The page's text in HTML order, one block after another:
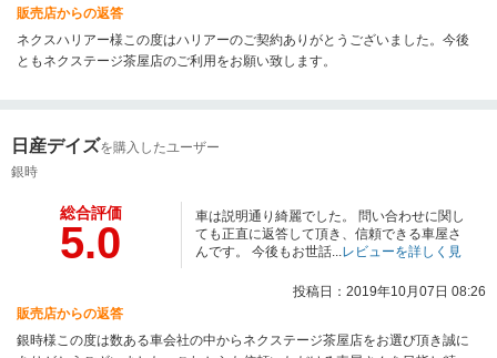
販売店からの返答
ネクスハリアー様この度はハリアーのご契約ありがとうございました。今後
ともネクステージ茶屋店のご利用をお願い致します。
日産デイズを購入したユーザー
銀時
総合評価
5.0
車は説明通り綺麗でした。 問い合わせに関し
ても正直に返答して頂き、信頼できる車屋さ
んです。 今後もお世話... レビューを詳しく見
投稿日：2019年10月07日 08:26
販売店からの返答
銀時様この度は数ある車会社の中からネクステージ茶屋店をお選び頂き誠に